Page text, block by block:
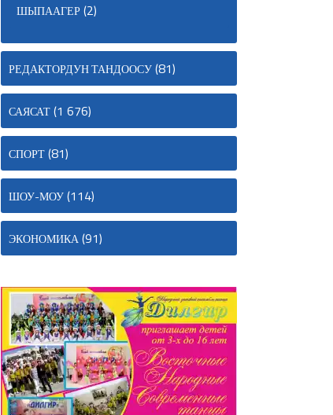
ШЫПААГЕР(2)
РЕДАКТОРДУН ТАНДООСУ(81)
САЯСАТ(1 676)
СПОРТ(81)
ШОУ-МОУ(114)
ЭКОНОМИКА(91)